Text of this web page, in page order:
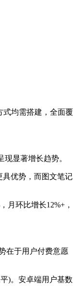
均需搭建，全面覆
显著增长趋势。
优势，而图文笔记
月环比增长12%+，
在于用户付费意愿
)。安卓端用户基数